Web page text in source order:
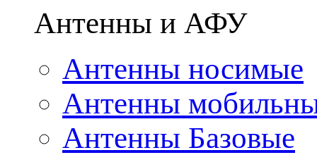
Антенны и АФУ
Антенны носимые
Антенны
Антенны Базовые